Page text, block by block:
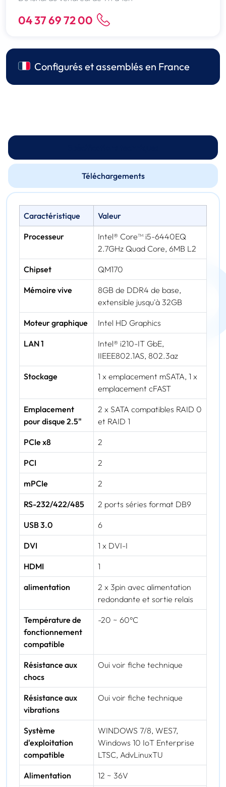
04 37 69 72 00
Configurés et assemblés en France
Téléchargements
Caractéristique Valeur
Processeur
Intel® Core™ i5-6440EQ
2.7GHz Quad Core, 6MB L2
Chipset QM170
Mémoire vive
8GB de DDR4 de base,
extensible jusqu'à 32GB
Moteur graphique Intel HD Graphics
LAN 1
Intel® i210-IT GbE,
IIEEE802.1AS, 802.3az
Stockage
1 x emplacement mSATA, 1 x
emplacement cFAST
Emplacement
pour disque 2.5"
2 x SATA compatibles RAID 0
et RAID 1
PCIe x8 2
PCI 2
mPCIe 2
RS-232/422/485 2 ports séries format DB9
USB 3.0 6
DVI 1 x DVI-I
HDMI 1
alimentation
2 x 3pin avec alimentation
redondante et sortie relais
Température de
fonctionnement
compatible
-20 ~ 60°C
Résistance aux
chocs
Oui voir fiche technique
Résistance aux
vibrations
Oui voir fiche technique
Système
d'exploitation
compatible
WINDOWS 7/8, WES7,
Windows 10 IoT Enterprise
LTSC, AdvLinuxTU
Alimentation 12 ~ 36V